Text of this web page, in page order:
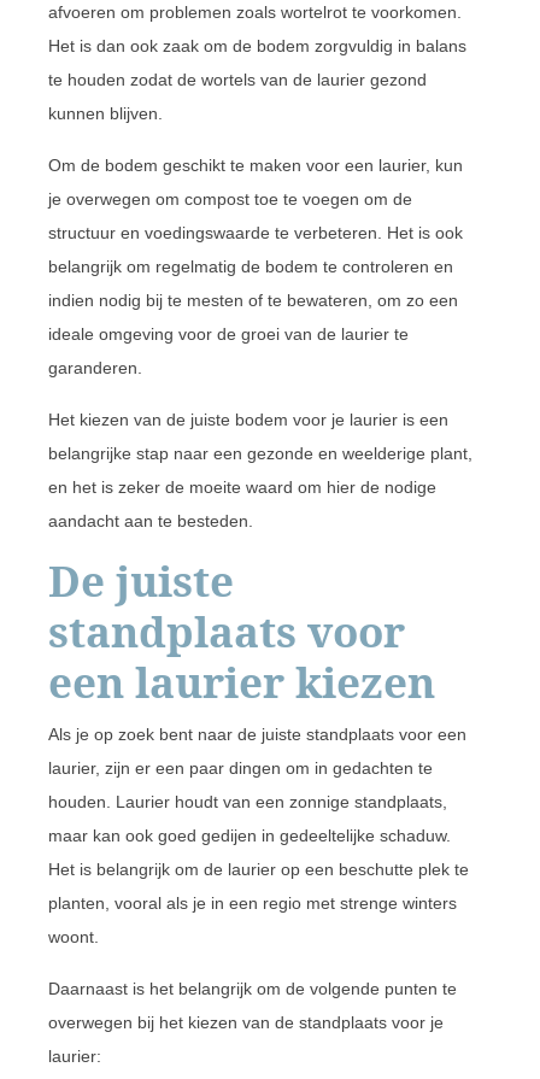
afvoeren om problemen zoals wortelrot te voorkomen.
Het is dan ook zaak om de bodem zorgvuldig in balans
te houden zodat de wortels van de laurier gezond
kunnen blijven.
Om de bodem geschikt te maken voor een laurier, kun
je overwegen om compost toe te voegen om de
structuur en voedingswaarde te verbeteren. Het is ook
belangrijk om regelmatig de bodem te controleren en
indien nodig bij te mesten of te bewateren, om zo een
ideale omgeving voor de groei van de laurier te
garanderen.
Het kiezen van de juiste bodem voor je laurier is een
belangrijke stap naar een gezonde en weelderige plant,
en het is zeker de moeite waard om hier de nodige
aandacht aan te besteden.
De juiste
standplaats voor
een laurier kiezen
Als je op zoek bent naar de juiste standplaats voor een
laurier, zijn er een paar dingen om in gedachten te
houden. Laurier houdt van een zonnige standplaats,
maar kan ook goed gedijen in gedeeltelijke schaduw.
Het is belangrijk om de laurier op een beschutte plek te
planten, vooral als je in een regio met strenge winters
woont.
Daarnaast is het belangrijk om de volgende punten te
overwegen bij het kiezen van de standplaats voor je
laurier: